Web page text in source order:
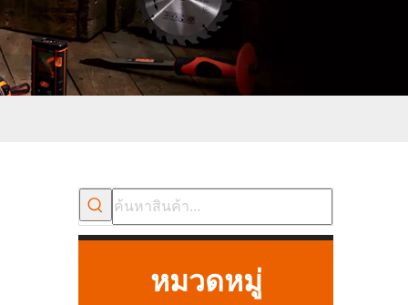
หมวดหมู่